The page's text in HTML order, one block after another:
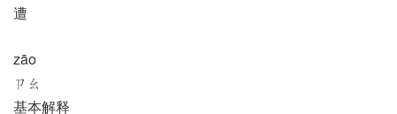
遭
zāo
ㄗㄠ
基本解释